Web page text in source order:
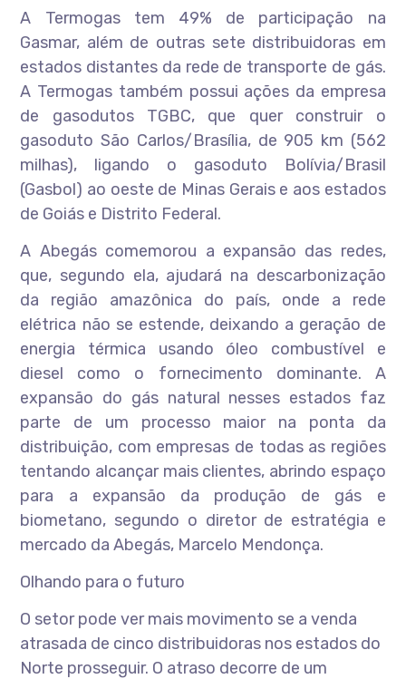
A Termogas tem 49% de participação na
Gasmar, além de outras sete distribuidoras em
estados distantes da rede de transporte de gás.
A Termogas também possui ações da empresa
de gasodutos TGBC, que quer construir o
gasoduto São Carlos/Brasília, de 905 km (562
milhas), ligando o gasoduto Bolívia/Brasil
(Gasbol) ao oeste de Minas Gerais e aos estados
de Goiás e Distrito Federal.
A Abegás comemorou a expansão das redes,
que, segundo ela, ajudará na descarbonização
da região amazônica do país, onde a rede
elétrica não se estende, deixando a geração de
energia térmica usando óleo combustível e
diesel como o fornecimento dominante. A
expansão do gás natural nesses estados faz
parte de um processo maior na ponta da
distribuição, com empresas de todas as regiões
tentando alcançar mais clientes, abrindo espaço
para a expansão da produção de gás e
biometano, segundo o diretor de estratégia e
mercado da Abegás, Marcelo Mendonça.
Olhando para o futuro
O setor pode ver mais movimento se a venda
atrasada de cinco distribuidoras nos estados do
Norte prosseguir. O atraso decorre de um